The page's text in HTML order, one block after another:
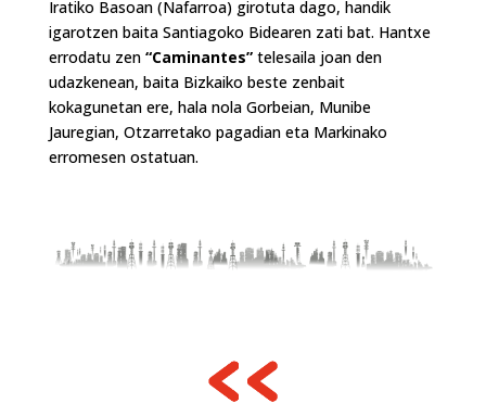
Iratiko Basoan (Nafarroa) girotuta dago, handik
igarotzen baita Santiagoko Bidearen zati bat. Hantxe
errodatu zen “Caminantes”telesaila joan den
udazkenean, baita Bizkaiko beste zenbait
kokagunetan ere, hala nola Gorbeian, Munibe
Jauregian, Otzarretako pagadian eta Markinako
erromesen ostatuan.